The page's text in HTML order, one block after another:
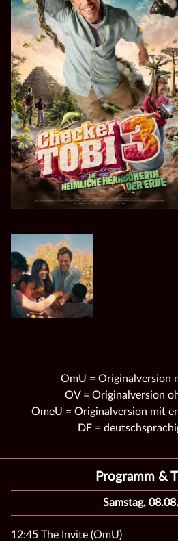
OmU = Originalversion
OV = Originalversion
OmeU = Originalversion mit
DF =
Programm &
Samstag,
12:45 The Invite (OmU)